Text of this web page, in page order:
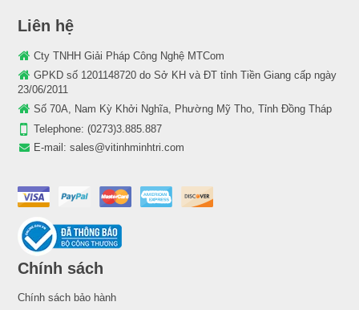
Liên hệ
Cty TNHH Giải Pháp Công Nghệ MTCom
GPKD số 1201148720 do Sở KH và ĐT tỉnh Tiền Giang cấp ngày
23/06/2011
Số 70A, Nam Kỳ Khởi Nghĩa, Phường Mỹ Tho, Tỉnh Đồng Tháp
Telephone: (0273)3.885.887
E-mail: sales@vitinhminhtri.com
Chính sách
Chính sách bảo hành